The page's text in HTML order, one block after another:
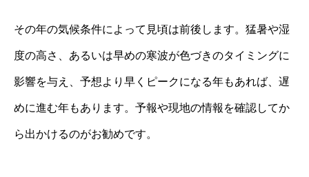
その年の気候条件によって見頃は前後します。猛暑や湿
度の高さ、あるいは早めの寒波が色づきのタイミングに
影響を与え、予想より早くピークになる年もあれば、遅
めに進む年もあります。予報や現地の情報を確認してか
ら出かけるのがお勧めです。